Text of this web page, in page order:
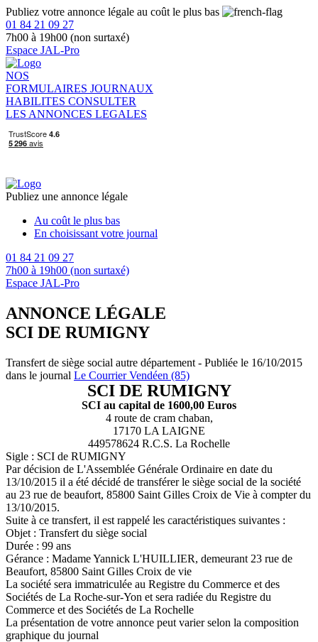
Publiez votre annonce légale au coût le plus bas
01 84 21 09 27
7h00 à 19h00 (non surtaxé)
Espace JAL-Pro
NOS
FORMULAIRES JOURNAUX
HABILITES CONSULTER
LES ANNONCES LEGALES
Publiez une annonce légale
Au coût le plus bas
En choisissant votre journal
01 84 21 09 27
7h00 à 19h00 (non surtaxé)
Espace JAL-Pro
ANNONCE LÉGALE
SCI DE RUMIGNY
Transfert de siège social autre département - Publiée le 16/10/2015
dans le journal Le Courrier Vendéen (85)
SCI DE RUMIGNY
SCI au capital de 1600,00 Euros
4 route de cram chaban,
17170 LA LAIGNE
449578624 R.C.S. La Rochelle
Sigle : SCI de RUMIGNY
Par décision de L'Assemblée Générale Ordinaire en date du
13/10/2015 il a été décidé de transférer le siège social de la société
au 23 rue de beaufort, 85800 Saint Gilles Croix de Vie à compter du
13/10/2015.
Suite à ce transfert, il est rappelé les caractéristiques suivantes :
Objet : Transfert du siège social
Durée : 99 ans
Gérance : Madame Yannick L'HUILLIER, demeurant 23 rue de
Beaufort, 85800 Saint Gilles Croix de vie
La société sera immatriculée au Registre du Commerce et des
Sociétés de La Roche-sur-Yon et sera radiée du Registre du
Commerce et des Sociétés de La Rochelle
La présentation de votre annonce peut varier selon la composition
graphique du journal